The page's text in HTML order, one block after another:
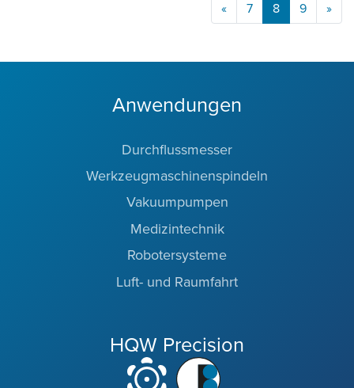
« 7 8 9 »
Anwendungen
Durchflussmesser
Werkzeugmaschinenspindeln
Vakuumpumpen
Medizintechnik
Robotersysteme
Luft- und Raumfahrt
HQW Precision